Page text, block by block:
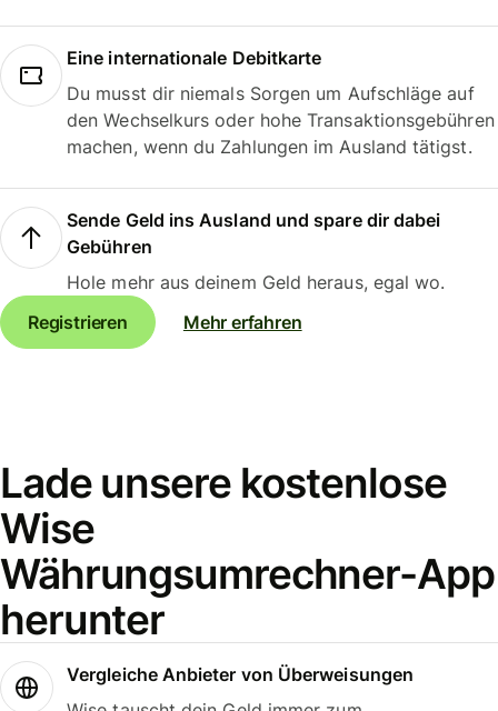
Eine internationale Debitkarte
Du musst dir niemals Sorgen um Aufschläge auf
den Wechselkurs oder hohe Transaktionsgebühren
machen, wenn du Zahlungen im Ausland tätigst.
Sende Geld ins Ausland und spare dir dabei
Gebühren
Hole mehr aus deinem Geld heraus, egal wo.
Registrieren
Mehr erfahren
Lade unsere kostenlose
Wise
Währungsumrechner-App
herunter
Vergleiche Anbieter von Überweisungen